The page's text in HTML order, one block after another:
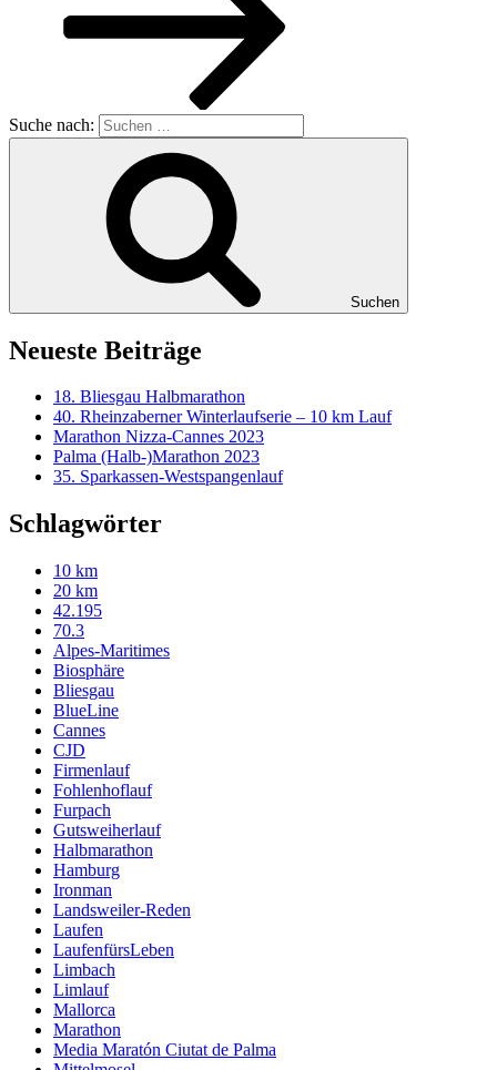
Suche nach:
Suchen
Neueste Beiträge
18. Bliesgau Halbmarathon
40. Rheinzaberner Winterlaufserie – 10 km Lauf
Marathon Nizza-Cannes 2023
Palma (Halb-)Marathon 2023
35. Sparkassen-Westspangenlauf
Schlagwörter
10 km
20 km
42.195
70.3
Alpes-Maritimes
Biosphäre
Bliesgau
BlueLine
Cannes
CJD
Firmenlauf
Fohlenhoflauf
Furpach
Gutsweiherlauf
Halbmarathon
Hamburg
Ironman
Landsweiler-Reden
Laufen
LaufenfürsLeben
Limbach
Limlauf
Mallorca
Marathon
Media Maratón Ciutat de Palma